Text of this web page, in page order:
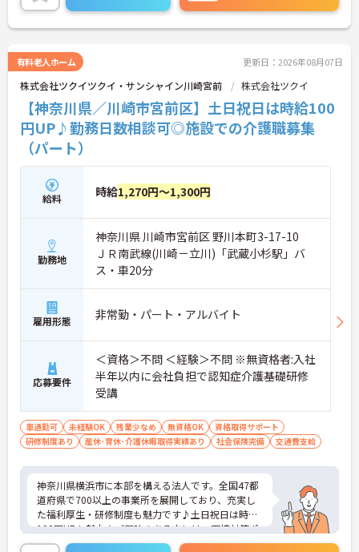
有料老人ホーム 更新日：2026年08月07日
株式会社ツクイツクイ・サンシャイン川崎宮前 株式会社ツクイ
【神奈川県／川崎市宮前区】土日祝日は時給100
円UP♪勤務日数相談可◎施設での介護職募集
（パート）
給料 時給1,270円～1,300円
勤務地
神奈川県 川崎市宮前区 野川本町3-17-10
ＪＲ南武線(川崎－立川)「武蔵小杉駅」バ
ス・車20分
雇用形態 非常勤・パート・アルバイト
応募要件
＜資格＞不問 ＜経験＞不問 ※無資格者:入社
半年以内に会社負担で認知症介護基礎研修
受講
車通勤可 未経験OK 残業少なめ 無資格OK
資格取得サポート
研修制度あり
産休･育休･介護休暇取得実績あり 社会保険完備 交通費支給
神奈川県横浜市に本部を構える法人です。全国47都
道府県で700以上の事業所を展開しており、充実し
た福利厚生・研修制度も魅力です♪土日祝日は時給
100円UPも魅力★ご興味のある方には、面接対策ポ
イントなど、さらに詳細をお話しいたしますのでお